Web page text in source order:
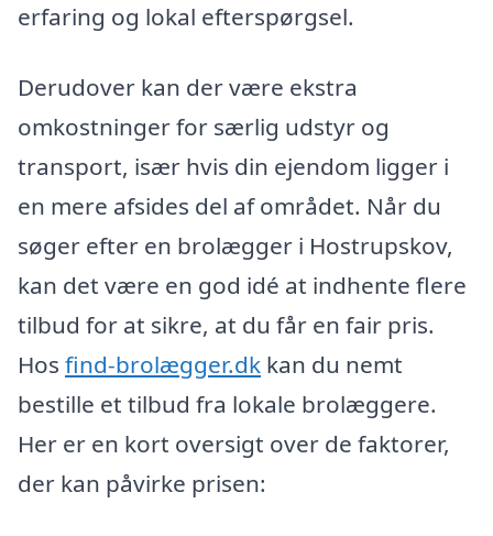
erfaring og lokal efterspørgsel.
Derudover kan der være ekstra
omkostninger for særlig udstyr og
transport, især hvis din ejendom ligger i
en mere afsides del af området. Når du
søger efter en brolægger i Hostrupskov,
kan det være en god idé at indhente flere
tilbud for at sikre, at du får en fair pris.
Hos find-brolægger.dk kan du nemt
bestille et tilbud fra lokale brolæggere.
Her er en kort oversigt over de faktorer,
der kan påvirke prisen: